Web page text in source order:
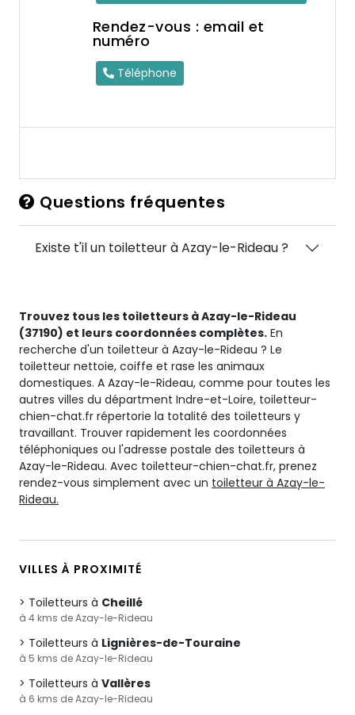
Rendez-vous : email et
numéro
Téléphone
Questions fréquentes
Existe t'il un toiletteur à Azay-le-Rideau ?
Trouvez tous les toiletteurs à Azay-le-Rideau
(37190) et leurs coordonnées complètes. En
recherche d'un toiletteur à Azay-le-Rideau ? Le
toiletteur nettoie, coiffe et rase les animaux
domestiques. A Azay-le-Rideau, comme pour toutes les
autres villes du départment Indre-et-Loire, toiletteur-
chien-chat.fr répertorie la totalité des toiletteurs y
travaillant. Trouver rapidement les coordonnées
téléphoniques ou l'adresse postale des toiletteurs à
Azay-le-Rideau. Avec toiletteur-chien-chat.fr, prenez
rendez-vous simplement avec un toiletteur à Azay-le-
Rideau.
VILLES À PROXIMITÉ
Toiletteurs à Cheillé
à 4 kms de Azay-le-Rideau
Toiletteurs à Lignières-de-Touraine
à 5 kms de Azay-le-Rideau
Toiletteurs à Vallères
à 6 kms de Azay-le-Rideau